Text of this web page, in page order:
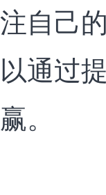
注自己
以通过
赢。